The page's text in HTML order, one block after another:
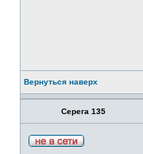
Вернуться наверх
Серега 135